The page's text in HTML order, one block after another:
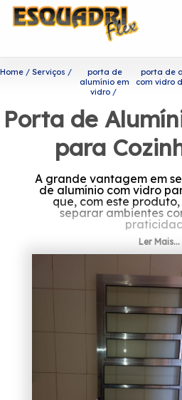
Home Serviços
porta de
alumínio em
vidro
porta de
com vidro
Porta de
para
A grande vantagem em
de alumínio com vidro
que, com este
separar ambientes
Saiba mais
alumínio com
cozinha
A Esquadriflex preza
com os seus valores
comprometimento com
empatia com os desejos
equipe de profissionais é
por colaboradores
a total satisfação do
e a maior inovação e
Ler Mais...